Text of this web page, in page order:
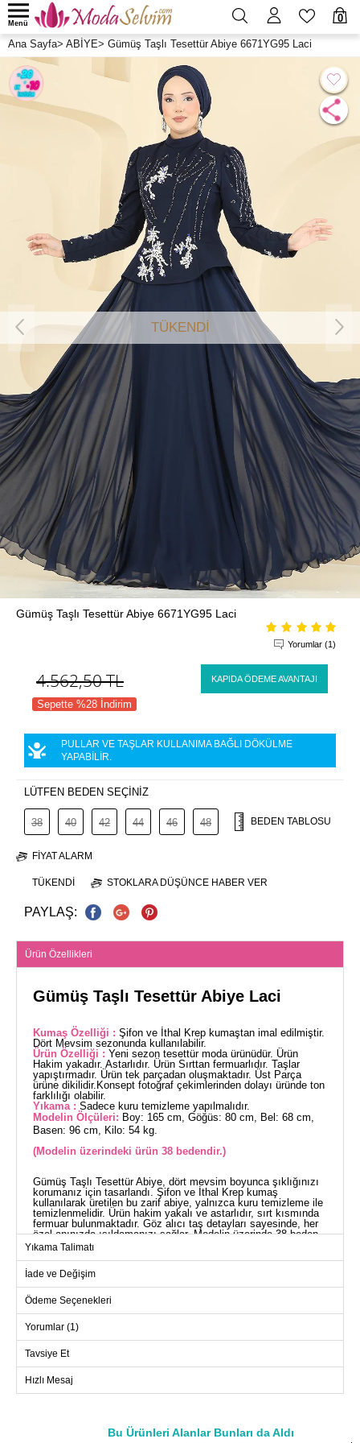
0
Menü
Ana Sayfa> ABİYE> Gümüş Taşlı Tesettür Abiye 6671YG95 Laci
TÜKENDİ
Gümüş Taşlı Tesettür Abiye 6671YG95 Laci
Yorumlar (1)
4.562,50TL KAPIDA ÖDEME AVANTAJI
Sepette %28 İndirim
PULLAR VE TAŞLAR KULLANIMA BAĞLI DÖKÜLME
YAPABİLİR.
LÜTFEN BEDEN SEÇİNİZ
38 40 42 44 46 48 BEDEN TABLOSU
FIYAT ALARM
TÜKENDI STOKLARA DÜŞÜNCE HABER VER
PAYLAŞ:
Ürün Özellikleri
Gümüş Taşlı Tesettür Abiye Laci
Kumaş Özelliği : Şifon ve İthal Krep kumaştan imal edilmiştir.
Dört Mevsim sezonunda kullanılabilir.
Ürün Özelliği : Yeni sezon tesettür moda ürünüdür. Ürün
Hakim yakadır. Astarlıdır. Ürün Sırttan fermuarlıdır. Taşlar
yapıştırmadır. Ürün tek parçadan oluşmaktadır. Üst Parça
ürüne dikilidir.Konsept fotoğraf çekimlerinden dolayı üründe ton
farklılığı olabilir.
Yıkama : Sadece kuru temizleme yapılmalıdır.
Modelin Ölçüleri: Boy: 165 cm, Göğüs: 80 cm, Bel: 68 cm,
Basen: 96 cm, Kilo: 54 kg.
(Modelin üzerindeki ürün 38 bedendir.)
Gümüş Taşlı Tesettür Abiye, dört mevsim boyunca şıklığınızı
korumanız için tasarlandı. Şifon ve İthal Krep kumaş
kullanılarak üretilen bu zarif abiye, yalnızca kuru temizleme ile
temizlenmelidir. Ürün hakim yakalı ve astarlıdır, sırt kısmında
fermuar bulunmaktadır. Göz alıcı taş detayları sayesinde, her
özel anınızda ışıldamanızı sağlar. Modelin üzerinde 38 beden
kullanılmıştır ve bu şık parça, tüm bileşenleri itinayla dikilmiş
Beden
38
94 74
155
40
98 80
155
Yıkama Talimatı
İade ve Değişim
Ödeme Seçenekleri
Yorumlar (1)
Tavsiye Et
Hızlı Mesaj
Bu Ürünleri Alanlar Bunları da Aldı